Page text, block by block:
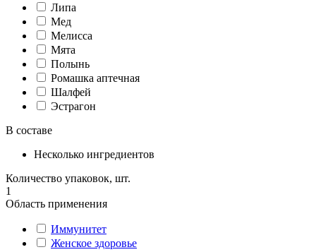
Липа
Мед
Мелисса
Мята
Полынь
Ромашка аптечная
Шалфей
Эстрагон
В составе
Несколько ингредиентов
Количество упаковок, шт.
1
Область применения
Иммунитет
Женское здоровье